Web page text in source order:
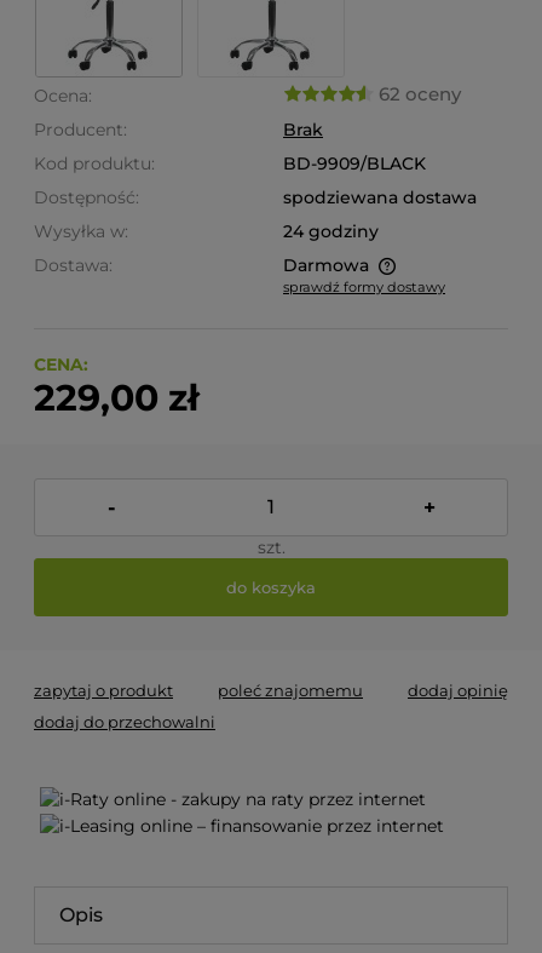
Ocena: 62 oceny
Producent:
Brak
Kod produktu:
BD-9909/BLACK
Dostępność:
spodziewana dostawa
Wysyłka w:
24 godziny
Dostawa:
Darmowa
Cena nie zawiera ewentualnych kosztów płatności
sprawdź formy dostawy
CENA:
229,00 zł
- +
szt.
do koszyka
zapytaj o produkt poleć znajomemu
dodaj opinię
dodaj do przechowalni
Opis